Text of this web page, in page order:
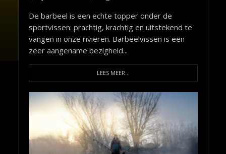
De barbeel is een echte topper onder de
sportvissen: prachtig, krachtig en uitstekend te
vangen in onze rivieren. Barbeelvissen is een
zeer aangename bezigheid...
LEES MEER...